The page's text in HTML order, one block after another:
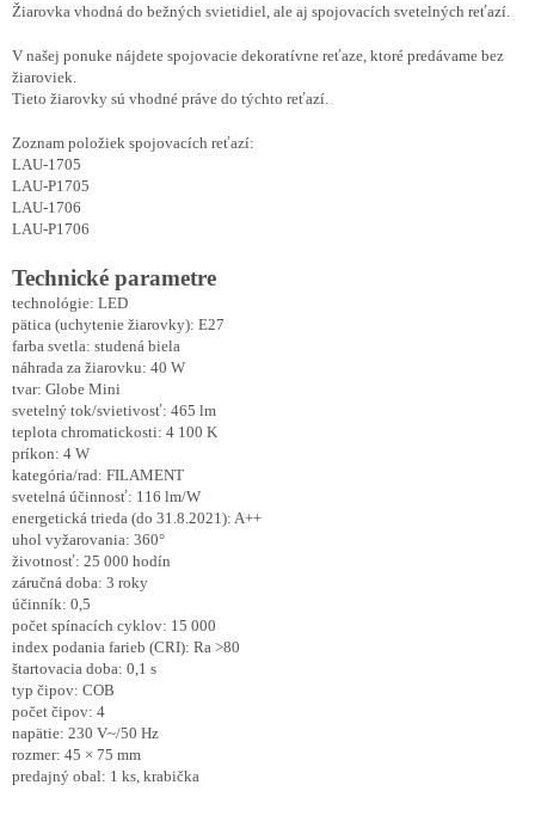
Žiarovka vhodná do bežných svietidiel, ale aj spojovacích svetelných reťazí.
V našej ponuke nájdete spojovacie dekoratívne reťaze, ktoré predávame bez
žiaroviek.
Tieto žiarovky sú vhodné práve do týchto reťazí.
Zoznam položiek spojovacích reťazí:
LAU-1705
LAU-P1705
LAU-1706
LAU-P1706
Technické parametre
technológie: LED
pätica (uchytenie žiarovky): E27
farba svetla: studená biela
náhrada za žiarovku: 40 W
tvar: Globe Mini
svetelný tok/svietivosť: 465 lm
teplota chromatickosti: 4 100 K
príkon: 4 W
kategória/rad: FILAMENT
svetelná účinnosť: 116 lm/W
energetická trieda (do 31.8.2021): A++
uhol vyžarovania: 360°
životnosť: 25 000 hodín
záručná doba: 3 roky
účinník: 0,5
počet spínacích cyklov: 15 000
index podania farieb (CRI): Ra >80
štartovacia doba: 0,1 s
typ čipov: COB
počet čipov: 4
napätie: 230 V~/50 Hz
rozmer: 45 × 75 mm
predajný obal: 1 ks, krabička